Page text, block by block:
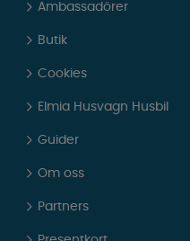
Ambassadörer
Butik
Cookies
Elmia Husvagn Husbil
Guider
Om oss
Partners